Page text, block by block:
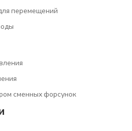
перемещений
сменных форсунок